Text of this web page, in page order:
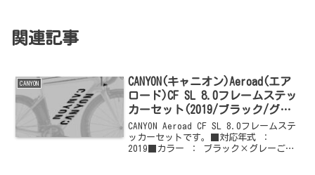
関連記事
CANYON
CANYON(キャニオン)Aeroad(エア
ロード)CF SL 8.0フレームステッ
カーセット(2019/ブラック/グレ
ー)
CANYON Aeroad CF SL 8.0フレームステ
ッカーセットです。■対応年式 ：
2019■カラー ： ブラック×グレーご購